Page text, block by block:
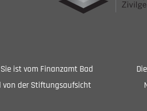
ist vom Finanzamt Bad
der Stiftungsaufsicht